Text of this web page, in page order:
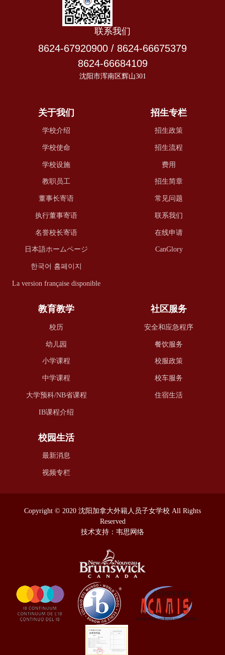
联系我们
8624-67920900 / 8624-66675379
8624-66684109
沈阳市浑南区辉山301
关于我们
学校介绍
学校使命
学校设施
教职员工
董事长寄语
执行董事寄语
名誉校长寄语
日本語ホームページ
한국어 홈페이지
La version française disponible
招生专栏
招生政策
招生流程
费用
招生简章
常见问题
联系我们
在线申请
CanGlory
教育教学
校历
幼儿园
小学课程
中学课程
大学预科/NB省课程
IB课程介绍
社区服务
安全和应急程序
餐饮服务
校服政策
校车服务
住宿生活
校园生活
最新消息
视频专栏
Copyright © 2020 沈阳加拿大外籍人员子女学校 All Rights
Reserved
技术支持：韦思网络